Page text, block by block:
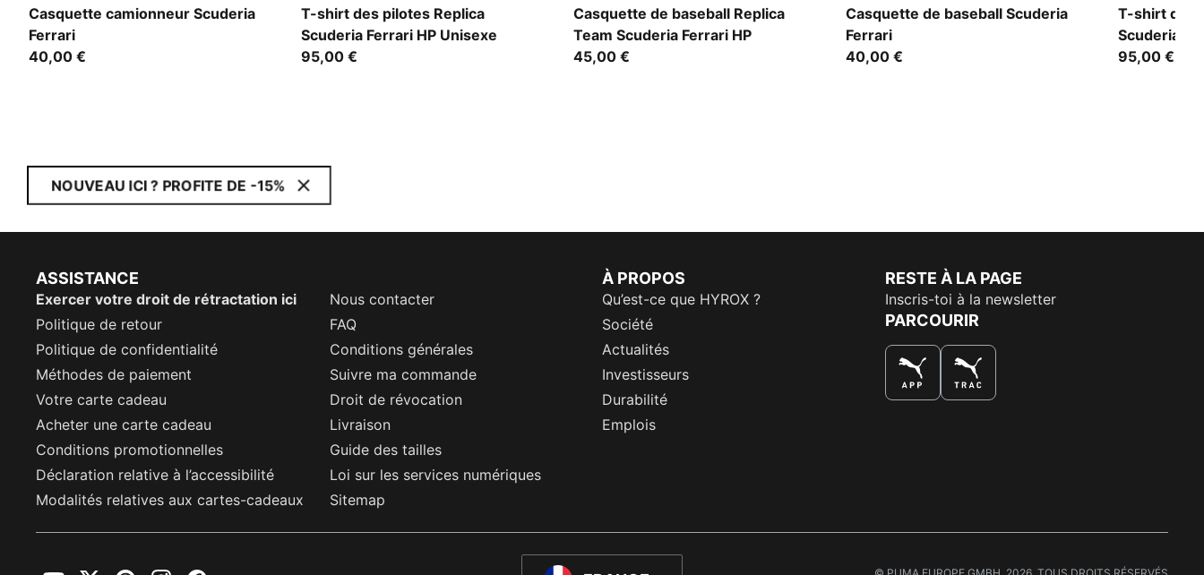
Casquette camionneur Scuderia
Ferrari
40,00 €
T-shirt des pilotes Replica
Scuderia Ferrari HP Unisexe
95,00 €
Casquette de baseball Replica
Team Scuderia Ferrari HP
45,00 €
Casquette de baseball Scuderia
Ferrari
40,00 €
T-shirt des
Scuderia
95,00 €
NOUVEAU ICI ? PROFITE DE -15%
ASSISTANCE
Exercer votre droit de rétractation ici
Nous contacter
Politique de retour
FAQ
Politique de confidentialité
Conditions générales
Méthodes de paiement
Suivre ma commande
Votre carte cadeau
Droit de révocation
Acheter une carte cadeau
Livraison
Conditions promotionnelles
Guide des tailles
Déclaration relative à l’accessibilité
Loi sur les services numériques
Modalités relatives aux cartes-cadeaux
Sitemap
À PROPOS
Qu’est-ce que HYROX ?
Société
Actualités
Investisseurs
Durabilité
Emplois
RESTE À LA PAGE
Inscris-toi à la newsletter
PARCOURIR